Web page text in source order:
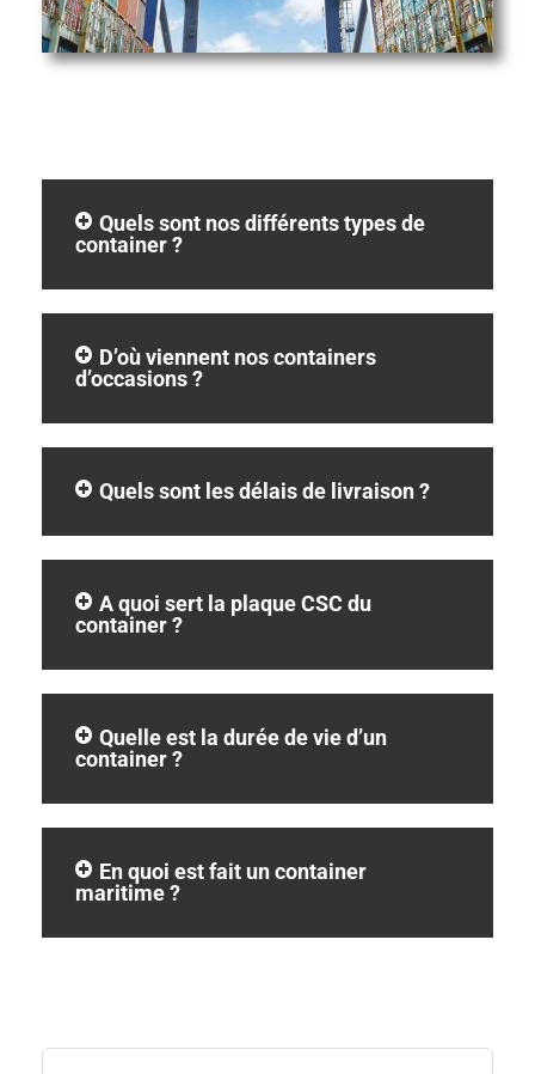
Quels sont nos différents types de
container ?
D’où viennent nos containers
d’occasions ?
Quels sont les délais de livraison ?
A quoi sert la plaque CSC du
container ?
Quelle est la durée de vie d’un
container ?
En quoi est fait un container
maritime ?